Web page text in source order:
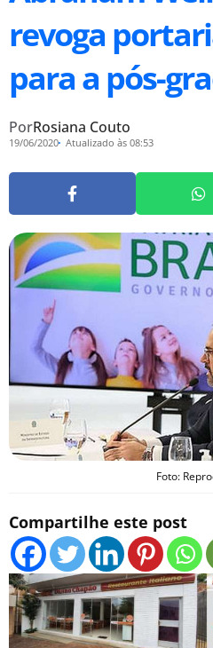
revoga
para a pós-
PorRosiana Couto
19/06/2020 Atualizado às 08:53
Foto:
Compartilhe este post